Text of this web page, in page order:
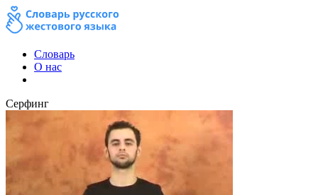
Словарь
О нас
Серфинг